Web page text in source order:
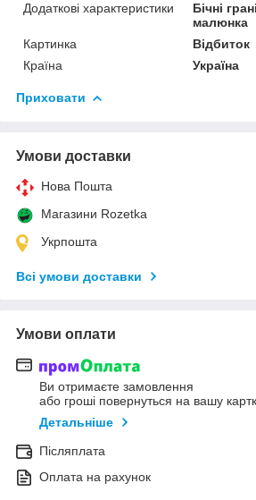
Додаткові характеристики
Бічні
малюнка
Картинка
Відбиток
Країна
Україна
Приховати
Умови доставки
Нова Пошта
Магазини Rozetka
Укрпошта
Всі умови доставки
Умови оплати
Ви отримаєте замовлення
або гроші повернуться на вашу
Детальніше
Післяплата
Оплата на рахунок